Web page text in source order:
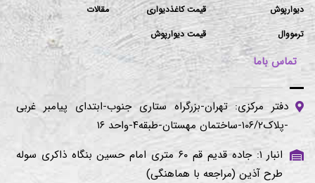
دیوارپوش
ترمووال
قیمت کاغذدیواری
قیمت دیوارپوش
مقالات
تماس باما
دفتر مرکزی: تهران-بزرگراه ستاری جنوب-ابتدای پیامبر غربی
-پلاک۱۰۶/۲-ساختمان مهستان-طبقه۴-واحد ۱۶
انبار ۱: جاده قدیم قم ۶۰ متری امام حسین بنگاه ذاکری سوله
طرح آذین (مراجعه با هماهنگی)